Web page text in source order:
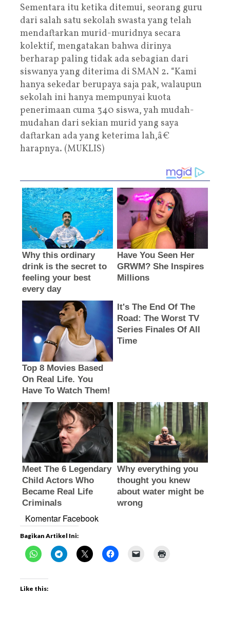
Sementara itu ketika ditemui, seorang guru
dari salah satu sekolah swasta yang telah
mendaftarkan murid-muridnya secara
kolektif, mengatakan bahwa dirinya
berharap paling tidak ada sebagian dari
siswanya yang diterima di SMAN 2. “Kami
hanya sekedar berupaya saja pak, walaupun
sekolah ini hanya mempunyai kuota
penerimaan cuma 340 siswa, yah mudah-
mudahan dari sekian murid yang saya
daftarkan ada yang keterima lah,â€
harapnya. (MUKLIS)
Komentar Facebook
Bagikan Artikel Ini:
Like this: